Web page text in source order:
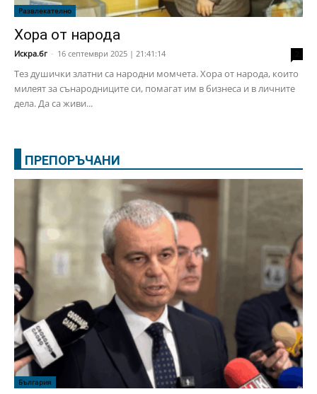
Развлекателно
Хора от народа
Искра.бг - 16 септември 2025 | 21:41:14
Тез душички златни са народни момчета. Хора от народа, които
милеят за сънародниците си, помагат им в бизнеса и в личните
дела. Да са живи...
ПРЕПОРЪЧАНИ
България